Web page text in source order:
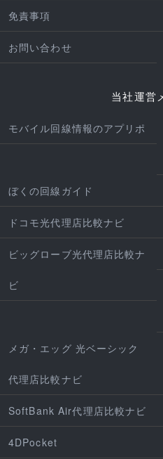
免責事項
お問い合わせ
当社運営
モバイル回線情報のアプリポ
ぼくの回線ガイド
ドコモ光代理店比較ナビ
ビッグローブ光代理店比較ナ
ビ
メガ・エッグ 光ベーシック
代理店比較ナビ
SoftBank Air代理店比較ナビ
4DPocket